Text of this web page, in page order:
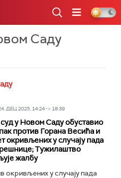
Саду
ДЕЦ 2025, 14:24 -> 18:39
у Новом Саду обуставио
против Горана Весића и
окривљених у случају пада
Тужилаштво
жалбу
окривљених у случају пада